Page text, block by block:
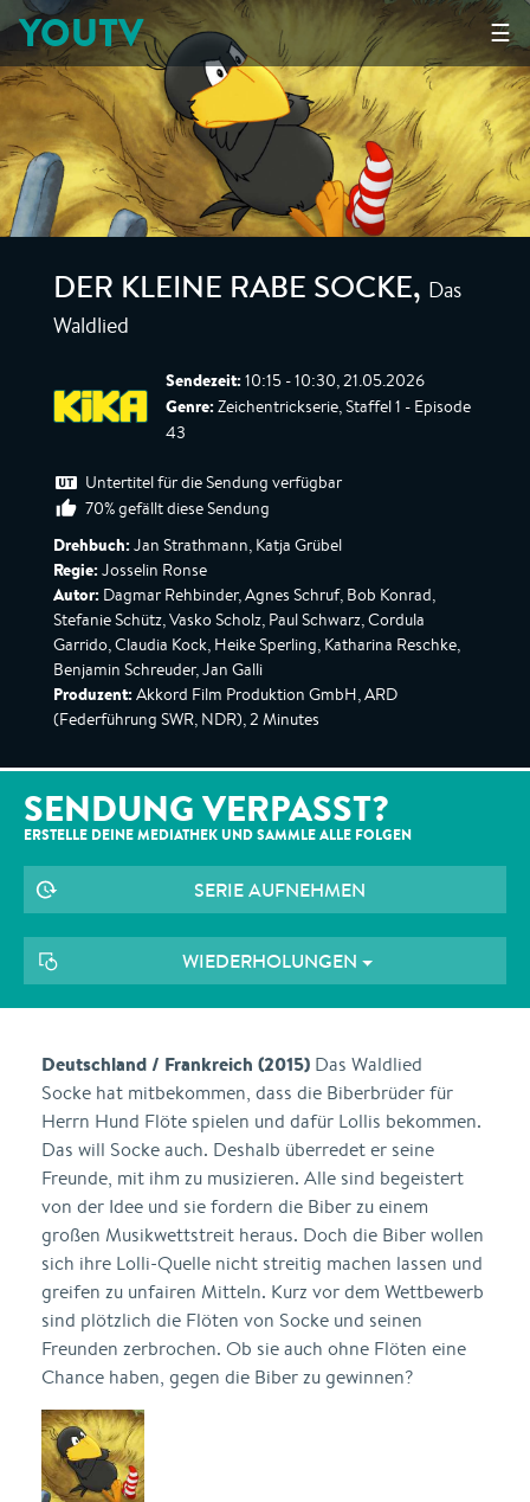
☰
YOUTV
DER KLEINE RABE SOCKE, Das
Waldlied
Sendezeit: 10:15 - 10:30, 21.05.2026
Genre: Zeichentrickserie, Staffel 1 - Episode
43
Untertitel für die Sendung verfügbar
70% gefällt diese Sendung
Drehbuch: Jan Strathmann, Katja Grübel
Regie: Josselin Ronse
Autor: Dagmar Rehbinder, Agnes Schruf, Bob Konrad,
Stefanie Schütz, Vasko Scholz, Paul Schwarz, Cordula
Garrido, Claudia Kock, Heike Sperling, Katharina Reschke,
Benjamin Schreuder, Jan Galli
Produzent: Akkord Film Produktion GmbH, ARD
(Federführung SWR, NDR), 2 Minutes
SENDUNG VERPASST?
ERSTELLE DEINE MEDIATHEK UND SAMMLE ALLE FOLGEN
SERIE AUFNEHMEN
WIEDERHOLUNGEN
Deutschland / Frankreich (2015) Das Waldlied
Socke hat mitbekommen, dass die Biberbrüder für
Herrn Hund Flöte spielen und dafür Lollis bekommen.
Das will Socke auch. Deshalb überredet er seine
Freunde, mit ihm zu musizieren. Alle sind begeistert
von der Idee und sie fordern die Biber zu einem
großen Musikwettstreit heraus. Doch die Biber wollen
sich ihre Lolli-Quelle nicht streitig machen lassen und
greifen zu unfairen Mitteln. Kurz vor dem Wettbewerb
sind plötzlich die Flöten von Socke und seinen
Freunden zerbrochen. Ob sie auch ohne Flöten eine
Chance haben, gegen die Biber zu gewinnen?